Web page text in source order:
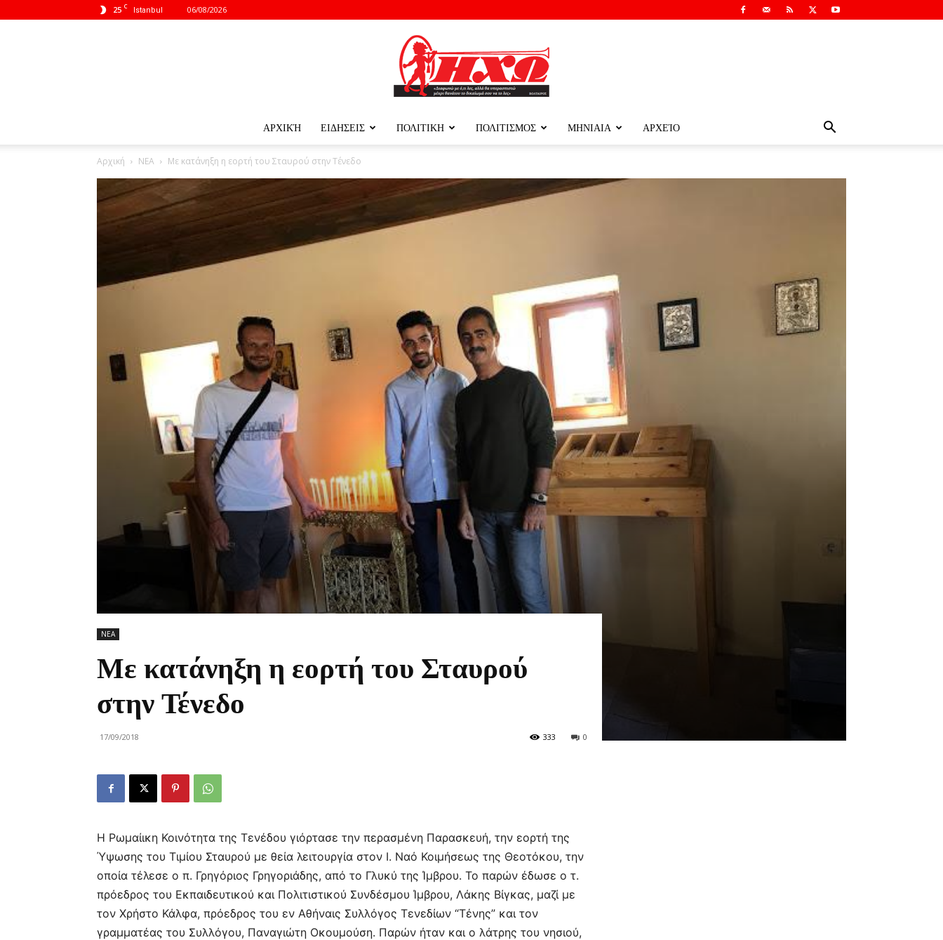
25 C Istanbul 06/08/2026
ΠΟΛΗΣ
ΦΥΛΛΟ
ΑΡΧΙΚΉ ΕΙΔΗΣΕΙΣ ΠΟΛΙΤΙΚΗ ΠΟΛΙΤΙΣΜΟΣ ΜΗΝΙΑΙΑ ΑΡΧΕΊΟ
Αρχική ΝΕΑ Με κατάνηξη η εορτή του Σταυρού στην Τένεδο
ΝΕΑ
Με κατάνηξη η εορτή του Σταυρού
στην Τένεδο
17/09/2018 0
333
Η Ρωμαίικη Κοινότητα της Τενέδου γιόρτασε την περασμένη Παρασκευή, την εορτή της
Ύψωσης του Τιμίου Σταυρού με θεία λειτουργία στον Ι. Ναό Κοιμήσεως της Θεοτόκου, την
οποία τέλεσε ο π. Γρηγόριος Γρηγοριάδης, από το Γλυκύ της Ίμβρου. Το παρών έδωσε ο τ.
πρόεδρος του Εκπαιδευτικού και Πολιτιστικού Συνδέσμου Ίμβρου, Λάκης Βίγκας, μαζί με
τον Χρήστο Κάλφα, πρόεδρος του εν Αθήναις Συλλόγος Τενεδίων “Τένης” και τον
γραμματέας του Συλλόγου, Παναγιώτη Οκουμούση. Παρών ήταν και ο λάτρης του νησιού,